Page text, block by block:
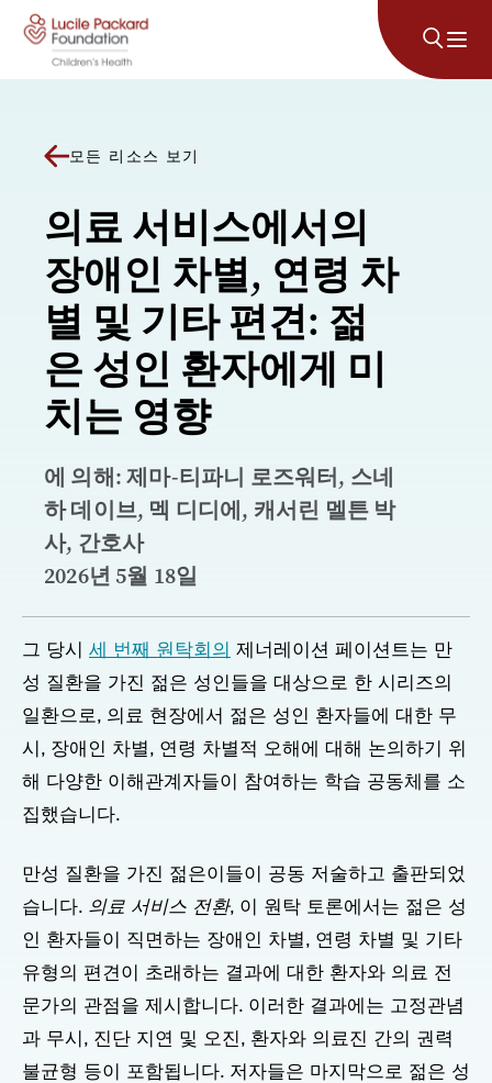
콘텐츠로 건너뛰기
모든 리소스 보기
의료 서비스에서의
장애인 차별, 연령 차
별 및 기타 편견: 젊
은 성인 환자에게 미
치는 영향
에 의해: 제마-티파니 로즈워터, 스네
하 데이브, 멕 디디에, 캐서린 멜튼 박
사, 간호사
2026년 5월 18일
그 당시 세 번째 원탁회의 제너레이션 페이션트는 만
성 질환을 가진 젊은 성인들을 대상으로 한 시리즈의
일환으로, 의료 현장에서 젊은 성인 환자들에 대한 무
시, 장애인 차별, 연령 차별적 오해에 대해 논의하기 위
해 다양한 이해관계자들이 참여하는 학습 공동체를 소
집했습니다.
만성 질환을 가진 젊은이들이 공동 저술하고 출판되었
습니다. 의료 서비스 전환, 이 원탁 토론에서는 젊은 성
인 환자들이 직면하는 장애인 차별, 연령 차별 및 기타
유형의 편견이 초래하는 결과에 대한 환자와 의료 전
문가의 관점을 제시합니다. 이러한 결과에는 고정관념
과 무시, 진단 지연 및 오진, 환자와 의료진 간의 권력
불균형 등이 포함됩니다. 저자들은 마지막으로 젊은 성